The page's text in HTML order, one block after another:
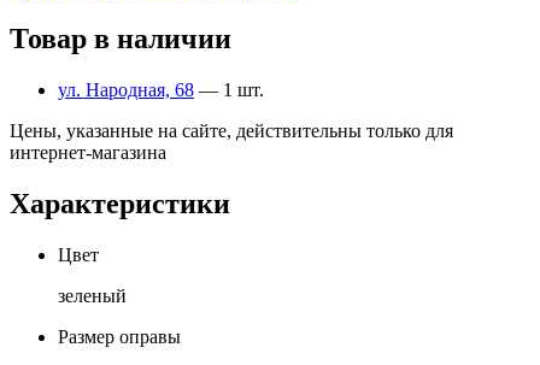
Товар в наличии
ул. Народная, 68 — 1 шт.
Цены, указанные на сайте, действительны только для
интернет-магазина
Характеристики
Цвет
зеленый
Размер оправы